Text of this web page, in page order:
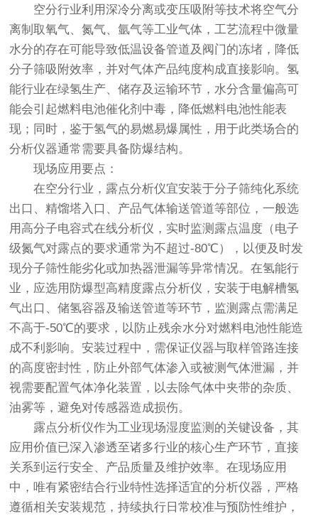
空分行业利用深冷分离或变压吸附等技术将空气分
离制取氧气、氮气、氩气等工业气体，工艺流程中微量
水分的存在可能导致低温设备管道及阀门的冻堵，降低
分子筛吸附效率，并对气体产品纯度构成直接影响。氢
能行业在绿氢生产、储存及运输环节，水分含量偏高可
能会引起燃料电池催化剂中毒，降低燃料电池性能表
现；同时，鉴于氢气的易燃易爆属性，用于此类场合的
分析仪器通常需要具备防爆结构。
现场应用要点：
在空分行业， 露点分析仪宜安装于分子筛纯化系统
出口、精馏塔入口、产品气体输送管道等部位，一般选
用高分子电容式在线分析仪，实时监测露点温度（电子
级氮气对露点的要求通常为不超过-80℃），以便及时发
现分子筛性能劣化或加热器泄漏等异常情况。在氢能行
业，应选用防爆型高精度露点分析仪，安装于电解槽氢
气出口、储氢容器及输送管道等环节，监测露点需满足
不高于-50℃的要求，以防止残余水分对燃料电池性能造
成不利影响。安装过程中，需保证仪器与取样管路连接
的高度密封性，防止外部气体渗入或被测气体泄漏，并
视需要配置气体净化装置，以去除气体中夹带的杂质、
油雾等，避免对传感器造成损伤。
露点分析仪作为工业现场湿度监测的关键设备，其
应用价值已深入渗透至诸多行业的核心生产环节，直接
关系到运行安全、产品质量及维护效率。在现场应用
中，唯有紧密结合行业特性选择适宜的分析仪器，严格
遵循相关安装规范，持续执行日常校准与预防性维护，